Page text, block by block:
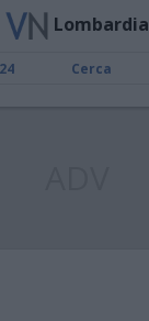
Lombardia
Cerca